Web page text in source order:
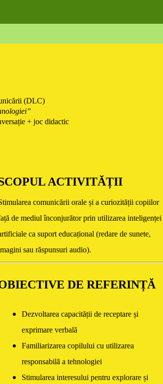
(DLC)
+ joc didactic
ACTIVITĂȚII
comunicării orale și a curiozității copiilor
de mediul înconjurător prin utilizarea inteligenței
ca suport educațional (redare de sunete,
sau răspunsuri audio).
DE REFERINȚĂ
Dezvoltarea capacității de receptare și
exprimare verbală
Familiarizarea copilului cu utilizarea
responsabilă a tehnologiei
Stimularea interesului pentru explorare și